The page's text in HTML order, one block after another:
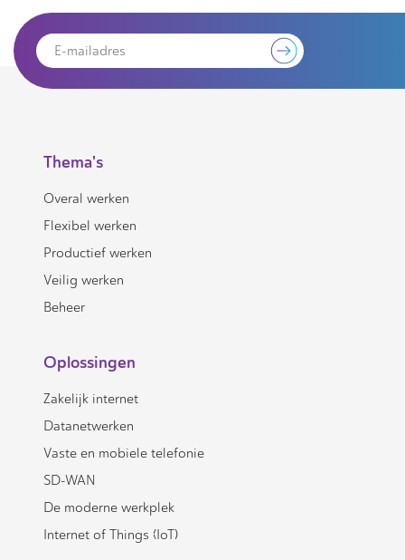
Thema's
Overal werken
Flexibel werken
Productief werken
Veilig werken
Beheer
Oplossingen
Zakelijk internet
Datanetwerken
Vaste en mobiele telefonie
SD-WAN
De moderne werkplek
Internet of Things (IoT)